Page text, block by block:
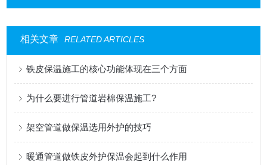
相关文章 RELATED ARTICLES
铁皮保温施工的核心功能体现在三个方面
为什么要进行管道岩棉保温施工?
架空管道做保温选用外护的技巧
暖通管道做铁皮外护保温会起到什么作用